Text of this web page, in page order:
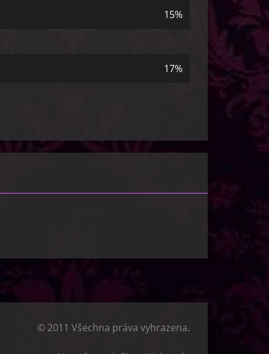
15%
17%
© 2011 Všechna práva vyhrazena.